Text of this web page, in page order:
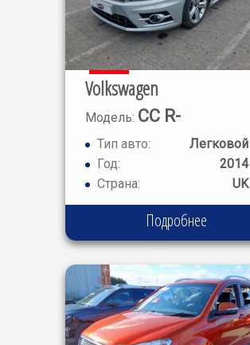
Volkswagen
Модель: CC R-
LINE
Тип авто:
Легковой
Год:
2014
Страна:
UK
Подробнее